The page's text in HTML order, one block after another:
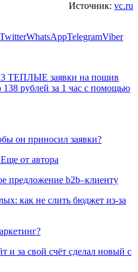
Источник: vc.ru
TwitterWhatsAppTelegramViber
ТЕПЛЫЕ заявки на пошив
рублей за 1 час с помощью
он приносил заявки?
Еще от автора
предложение b2b–клиенту
как не слить бюджет из-за
и за свой счёт сделал новый с